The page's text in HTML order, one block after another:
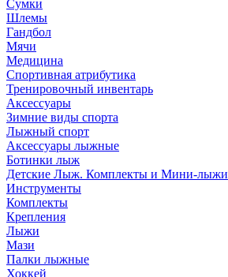
Сумки
Шлемы
Гандбол
Мячи
Медицина
Спортивная атрибутика
Тренировочный инвентарь
Аксессуары
Зимние виды спорта
Лыжный спорт
Аксессуары лыжные
Ботинки лыж
Детские Лыж. Комплекты и Мини-лыжи
Инструменты
Комплекты
Крепления
Лыжи
Мази
Палки лыжные
Хоккей